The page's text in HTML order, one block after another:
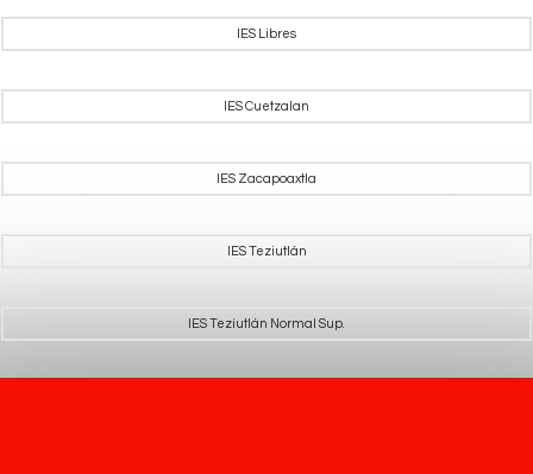
IES Libres
IES Cuetzalan
IES Zacapoaxtla
IES Teziutlán
IES Teziutlán Normal Sup.